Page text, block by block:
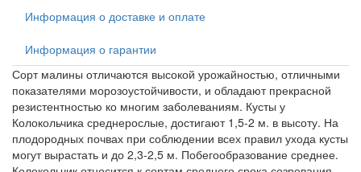
Информация о доставке и оплате
Информация о гарантии
Сорт малины отличаются высокой урожайностью, отличными
показателями морозоустойчивости, и обладают прекрасной
резистентностью ко многим заболеваниям. Кусты у
Колокольчика среднерослые, достигают 1,5-2 м. в высоту. На
плодородных почвах при соблюдении всех правил ухода кусты
могут вырастать и до 2,3-2,5 м. Побегообразование среднее.